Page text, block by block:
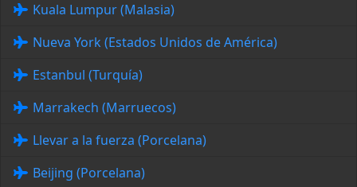
Kuala Lumpur (Malasia)
Nueva York (Estados Unidos de América)
Estanbul (Turquía)
Marrakech (Marruecos)
Llevar a la fuerza (Porcelana)
Beijing (Porcelana)